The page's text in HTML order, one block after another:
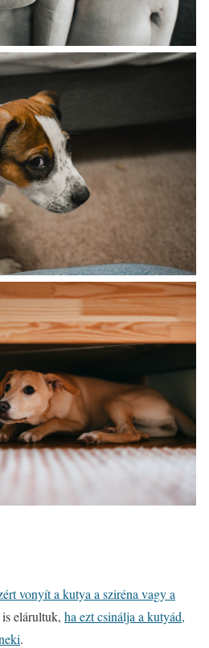
vonyít a kutya a sziréna vagy a
elárultuk, ha ezt csinálja a kutyád,
.